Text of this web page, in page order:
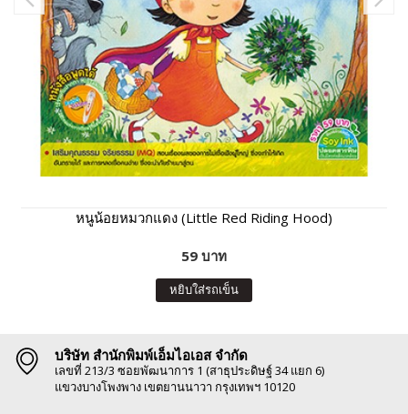
หนูน้อยหมวกแดง (Little Red Riding Hood)
59 บาท
หยิบใส่รถเข็น
บริษัท สำนักพิมพ์เอ็มไอเอส จำกัด
เลขที่ 213/3 ซอยพัฒนาการ 1 (สาธุประดิษฐ์ 34 แยก 6)
แขวงบางโพงพาง เขตยานนาวา กรุงเทพฯ 10120